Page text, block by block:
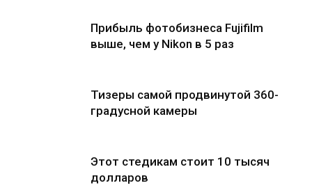
Прибыль фотобизнеса Fujifilm
выше, чем у Nikon в 5 раз
Тизеры самой продвинутой 360-
градусной камеры
Этот стедикам стоит 10 тысяч
долларов